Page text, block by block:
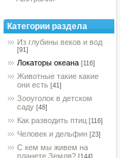
Категории раздела
Из глубины веков и вод
[91]
Локаторы океана [116]
Животные такие какие
они есть [41]
Зооуголок в детском
саду [48]
Как разводить птиц [116]
Человек и дельфин [23]
С кем мы живем на
планете Земля? [144]